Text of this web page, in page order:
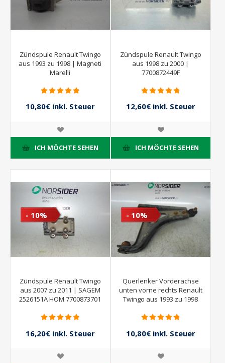
Zündspule Renault Twingo
aus 1993 zu 1998 | Magneti
Marelli
10,80€ inkl. Steuer
ICH MÖCHTE SEHEN
Zündspule Renault Twingo
aus 1998 zu 2000 |
7700872449F
12,60€ inkl. Steuer
ICH MÖCHTE SEHEN
- 10%
Zündspule Renault Twingo
aus 2007 zu 2011 | SAGEM
2526151A HOM 7700873701
16,20€ inkl. Steuer
- 10%
Querlenker Vorderachse
unten vorne rechts Renault
Twingo aus 1993 zu 1998
10,80€ inkl. Steuer